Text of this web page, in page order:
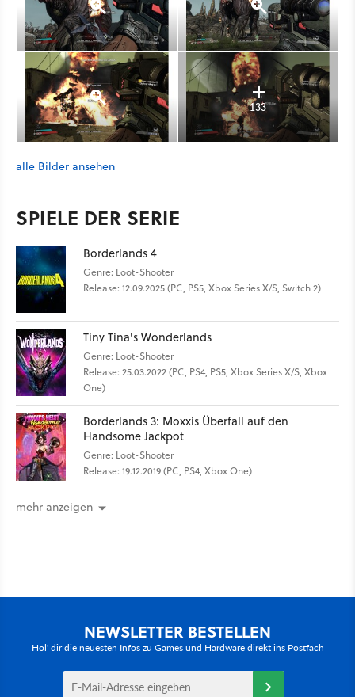
133
alle Bilder ansehen
SPIELE DER SERIE
Borderlands 4
Genre: Loot-Shooter
Release: 12.09.2025 (PC, PS5, Xbox Series X/S, Switch 2)
Tiny Tina's Wonderlands
Genre: Loot-Shooter
Release: 25.03.2022 (PC, PS4, PS5, Xbox Series X/S, Xbox
One)
Borderlands 3: Moxxis Überfall auf den
Handsome Jackpot
Genre: Loot-Shooter
Release: 19.12.2019 (PC, PS4, Xbox One)
mehr anzeigen
NEWSLETTER BESTELLEN
Hol' dir die neuesten Infos zu Games und Hardware direkt ins Postfach